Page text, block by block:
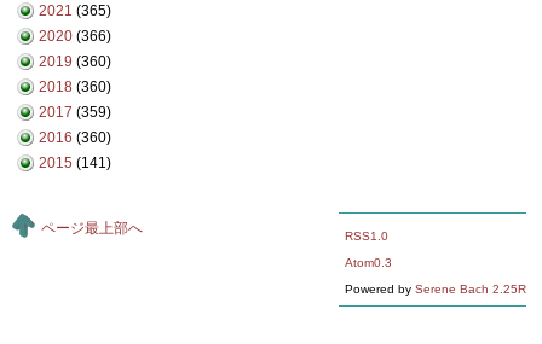
2021 (365)
2020 (366)
2019 (360)
2018 (360)
2017 (359)
2016 (360)
2015 (141)
RSS1.0
Atom0.3
Powered by Serene Bach 2.25R
ページ最上部へ